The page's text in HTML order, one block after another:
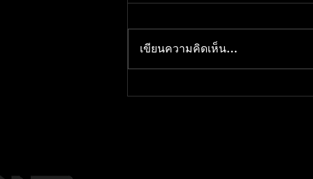
RTX 5000 Series: ที่สุดของ
เขียนความคิดเห็น…